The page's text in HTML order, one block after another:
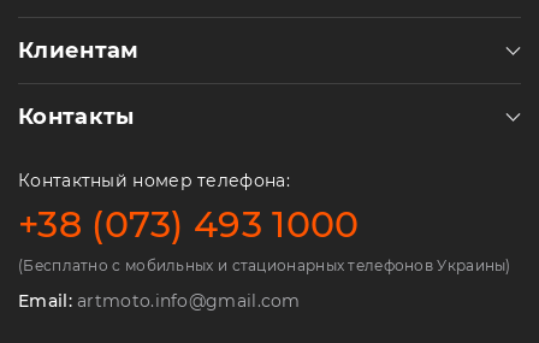
Клиентам
Контакты
Контактный номер телефона:
+38 (073) 493 1000
(Бесплатно с мобильных и стационарных телефонов Украины)
Email:artmoto.info@gmail.com